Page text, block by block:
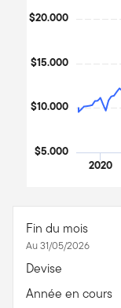
2020
$5.000
$10.000
$15.000
$20.000
Fin du mois
Au 31/05/2026
Devise
Année en cours